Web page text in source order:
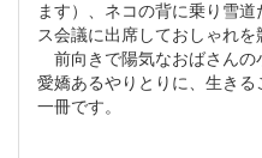
ます）、ネコの背に乗り雪
ス会議に出席しておしゃれを
前向きで陽気なおばさん
愛嬌あるやりとりに、生き
一冊です。